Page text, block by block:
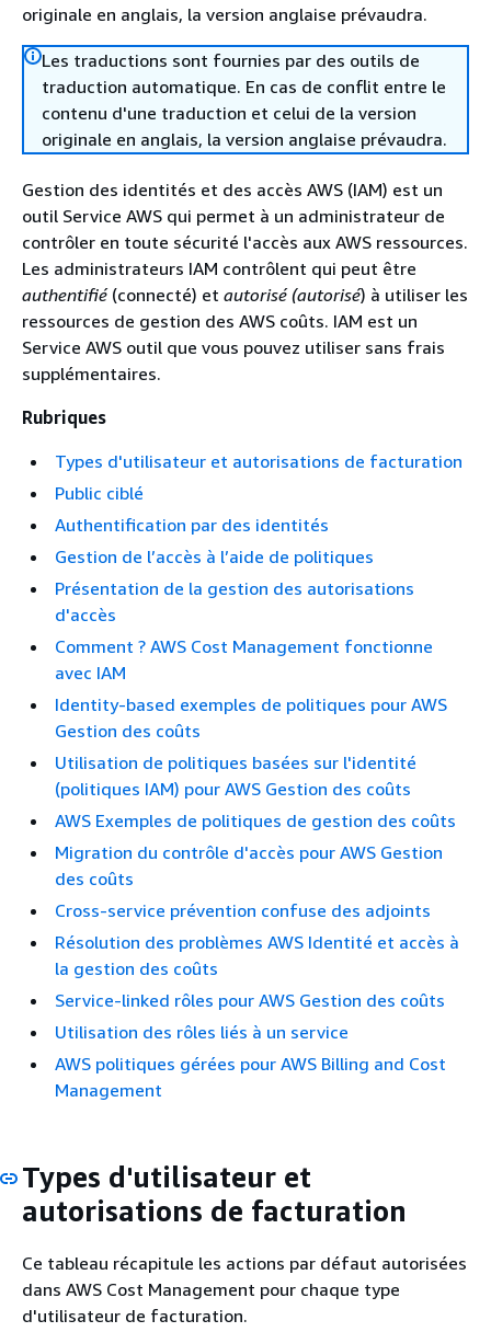
originale en anglais, la version anglaise prévaudra.
Les traductions sont fournies par des outils de
traduction automatique. En cas de conflit entre le
contenu d'une traduction et celui de la version
originale en anglais, la version anglaise prévaudra.
Gestion des identités et des accès AWS (IAM) est un
outil Service AWS qui permet à un administrateur de
contrôler en toute sécurité l'accès aux AWS ressources.
Les administrateurs IAM contrôlent qui peut être
authentifié(connecté) et autorisé (autorisé) à utiliser les
ressources de gestion des AWS coûts. IAM est un
Service AWS outil que vous pouvez utiliser sans frais
supplémentaires.
Rubriques
Types d'utilisateur et autorisations de facturation
Public ciblé
Authentification par des identités
Gestion de l’accès à l’aide de politiques
Présentation de la gestion des autorisations
d'accès
Comment ? AWS Cost Management fonctionne
avec IAM
Identity-based exemples de politiques pour AWS
Gestion des coûts
Utilisation de politiques basées sur l'identité
(politiques IAM) pour AWS Gestion des coûts
AWS Exemples de politiques de gestion des coûts
Migration du contrôle d'accès pour AWS Gestion
des coûts
Cross-service prévention confuse des adjoints
Résolution des problèmes AWS Identité et accès à
la gestion des coûts
Service-linked rôles pour AWS Gestion des coûts
Utilisation des rôles liés à un service
AWS politiques gérées pour AWS Billing and Cost
Management
Types d'utilisateur et
autorisations de facturation
Ce tableau récapitule les actions par défaut autorisées
dans AWS Cost Management pour chaque type
d'utilisateur de facturation.